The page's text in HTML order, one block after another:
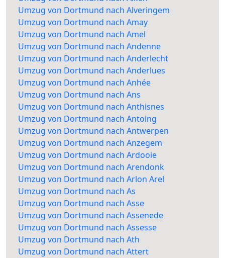
Umzug von Dortmund nach Alveringem
Umzug von Dortmund nach Amay
Umzug von Dortmund nach Amel
Umzug von Dortmund nach Andenne
Umzug von Dortmund nach Anderlecht
Umzug von Dortmund nach Anderlues
Umzug von Dortmund nach Anhée
Umzug von Dortmund nach Ans
Umzug von Dortmund nach Anthisnes
Umzug von Dortmund nach Antoing
Umzug von Dortmund nach Antwerpen
Umzug von Dortmund nach Anzegem
Umzug von Dortmund nach Ardooie
Umzug von Dortmund nach Arendonk
Umzug von Dortmund nach Arlon Arel
Umzug von Dortmund nach As
Umzug von Dortmund nach Asse
Umzug von Dortmund nach Assenede
Umzug von Dortmund nach Assesse
Umzug von Dortmund nach Ath
Umzug von Dortmund nach Attert